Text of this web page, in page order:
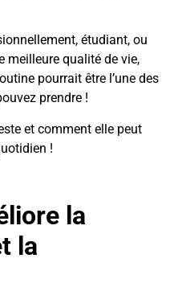
étudiant, ou
meilleure qualité de vie,
pourrait être l’une des
prendre !
et comment elle peut
!
la
la